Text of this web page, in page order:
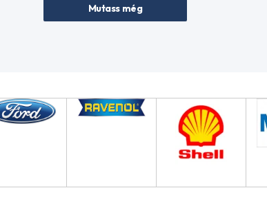
Mutass még